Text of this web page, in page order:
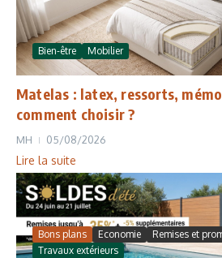
Bien-être Mobilier
Matelas : latex, ressorts,
comment choisir ?
MH 05/08/2026
Lire la suite
Bons plans Economie Remises et
Travaux extérieurs